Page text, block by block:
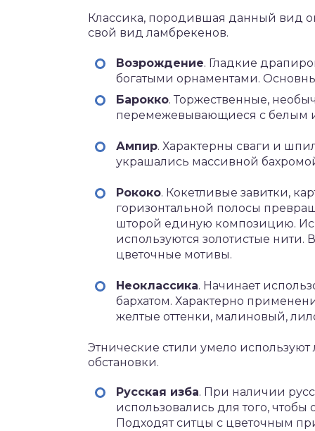
Классика, породившая данный вид
свой вид ламбрекенов.
Возрождение. Гладкие
богатыми орнаментами.
Барокко. Торжественные,
перемежевывающиеся с белым
Ампир. Характерны сваги и
украшались массивной
Рококо. Кокетливые завитки,
горизонтальной полосы
шторой единую композицию.
используются золотистые нити.
цветочные мотивы.
Неоклассика. Начинает
бархатом. Характерно
желтые оттенки, малиновый,
Этнические стили умело
обстановки.
Русская изба. При наличии
использовались для того,
Подходят ситцы с цветочным